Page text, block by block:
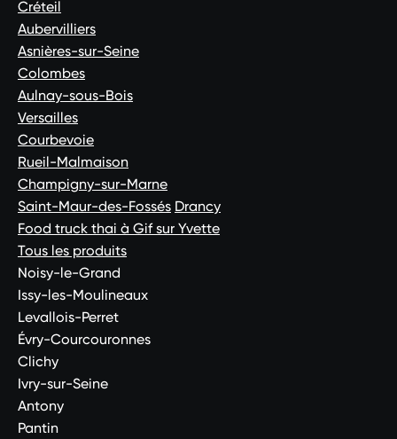
Créteil
Aubervilliers
Asnières-sur-Seine
Colombes
Aulnay-sous-Bois
Versailles
Courbevoie
Rueil-Malmaison
Champigny-sur-Marne
Saint-Maur-des-Fossés Drancy
Food truck thai à Gif sur Yvette
Tous les produits
Noisy-le-Grand
Issy-les-Moulineaux
Levallois-Perret
Évry-Courcouronnes
Clichy
Ivry-sur-Seine
Antony
Pantin